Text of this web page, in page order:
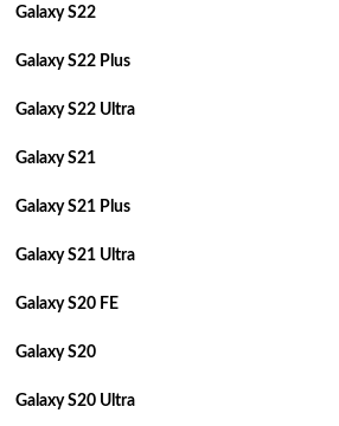
Galaxy S22
Galaxy S22 Plus
Galaxy S22 Ultra
Galaxy S21
Galaxy S21 Plus
Galaxy S21 Ultra
Galaxy S20 FE
Galaxy S20
Galaxy S20 Ultra